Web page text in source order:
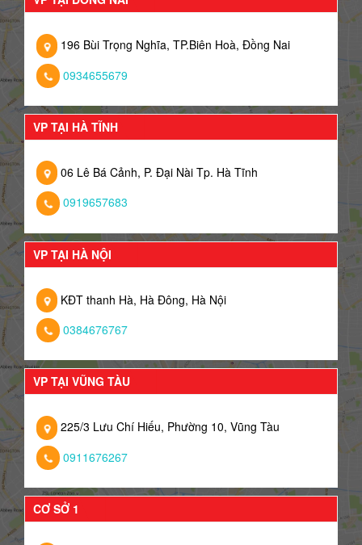
196 Bùi Trọng Nghĩa, TP.Biên Hoà, Đồng Nai
0934655679
VP TẠI HÀ TĨNH
06 Lê Bá Cảnh, P. Đại Nài Tp. Hà Tĩnh
0919657683
VP TẠI HÀ NỘI
KĐT thanh Hà, Hà Đông, Hà Nội
0384676767
VP TẠI VŨNG TÀU
225/3 Lưu Chí Hiếu, Phường 10, Vũng Tàu
0911676267
CƠ SỞ 1